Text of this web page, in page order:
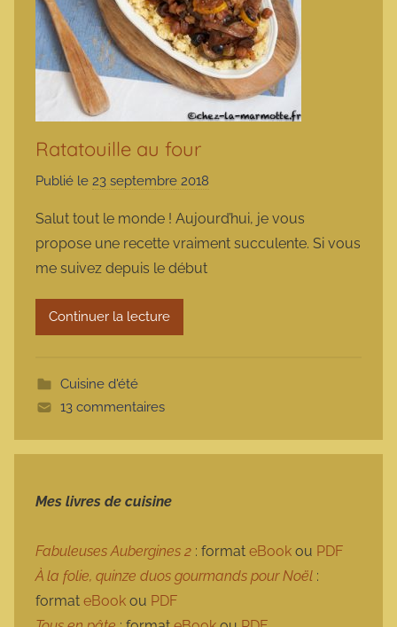
Ratatouille au four
Publié le 23 septembre 2018
r
m
Salut tout le monde ! Aujourd’hui, je vous
propose une recette vraiment succulente. Si vous
me suivez depuis le début
Continuer la lecture
Cuisine d'été
13 commentaires
Mes livres de cuisine
Fabuleuses Aubergines 2 : format eBook ou PDF
À la folie, quinze duos gourmands pour Noël :
format eBook ou PDF